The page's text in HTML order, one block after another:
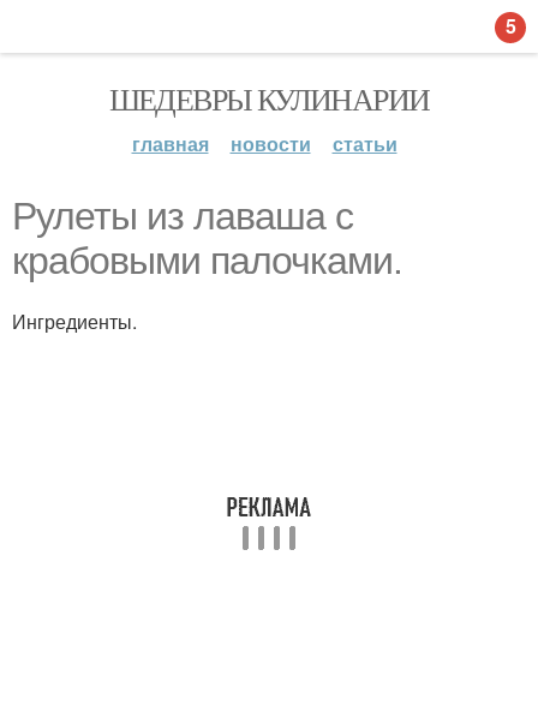
ШЕДЕВРЫ КУЛИНАРИИ
главная новости статьи
Рулеты из лаваша с
крабовыми палочками.
Ингредиенты.
5